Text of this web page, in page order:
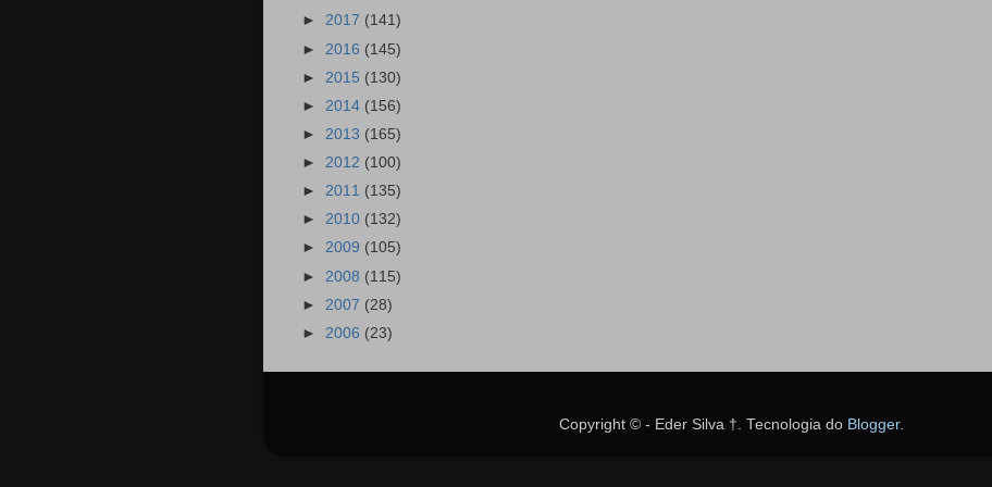
► 2017 (141)
► 2016 (145)
► 2015 (130)
► 2014 (156)
► 2013 (165)
► 2012 (100)
► 2011 (135)
► 2010 (132)
► 2009 (105)
► 2008 (115)
► 2007 (28)
► 2006 (23)
Copyright © - Eder Silva †. Tecnologia do Blogger.